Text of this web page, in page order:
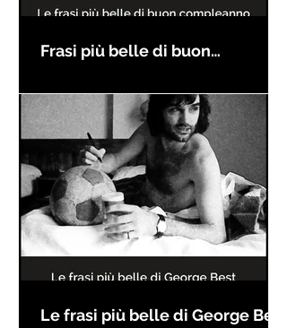
Frasi più belle di buon
Le frasi più belle di George Best